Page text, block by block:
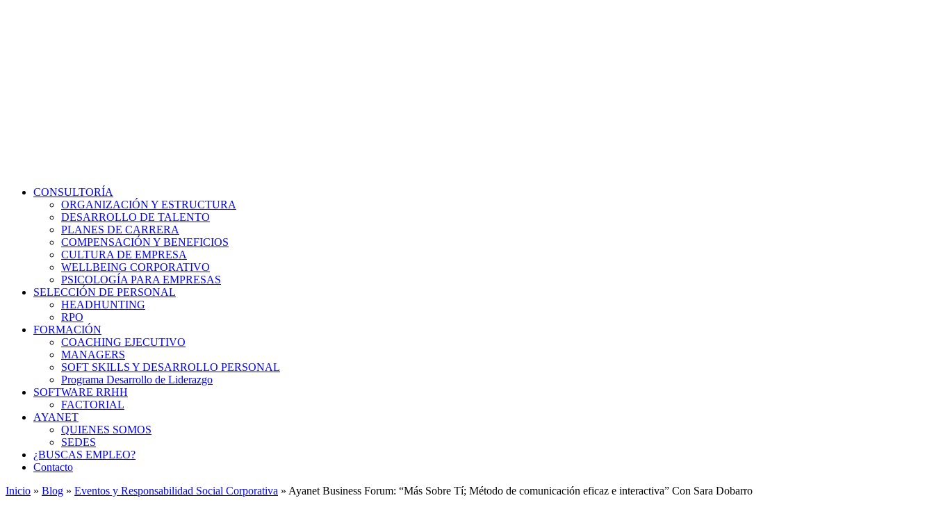
CONSULTORÍA
ORGANIZACIÓN Y ESTRUCTURA
DESARROLLO DE TALENTO
PLANES DE CARRERA
COMPENSACIÓN Y BENEFICIOS
CULTURA DE EMPRESA
WELLBEING CORPORATIVO
PSICOLOGÍA PARA EMPRESAS
SELECCIÓN DE PERSONAL
HEADHUNTING
RPO
FORMACIÓN
COACHING EJECUTIVO
MANAGERS
SOFT SKILLS Y DESARROLLO PERSONAL
Programa Desarrollo de Liderazgo
SOFTWARE RRHH
FACTORIAL
AYANET
QUIENES SOMOS
SEDES
¿BUSCAS EMPLEO?
Contacto
Inicio » Blog » Eventos y Responsabilidad Social Corporativa » Ayanet Business Forum: “Más Sobre Tí; Método de comunicación eficaz e interactiva” Con Sara Dobarro